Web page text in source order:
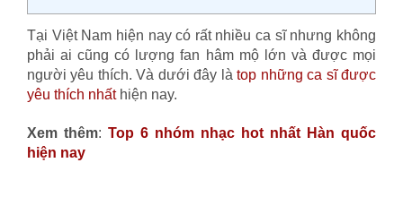
Tại Việt Nam hiện nay có rất nhiều ca sĩ nhưng không
phải ai cũng có lượng fan hâm mộ lớn và được mọi
người yêu thích. Và dưới đây làtop những ca sĩ được
yêu thích nhấthiện nay.
Xem thêm: Top 6 nhóm nhạc hot nhất Hàn quốc
hiện nay